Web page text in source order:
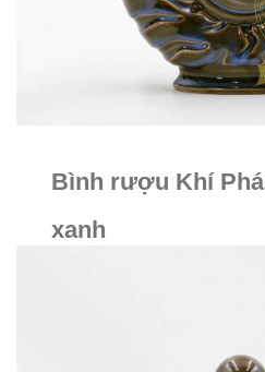
Bình rượu Khí
xanh